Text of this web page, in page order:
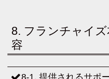
8. フランチャイ
容
8-1. 提供されるサポ